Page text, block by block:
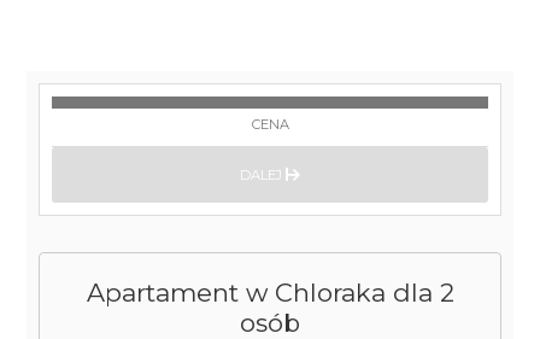
Apartament w Chloraka dla 2
osób
CENA
DALEJ